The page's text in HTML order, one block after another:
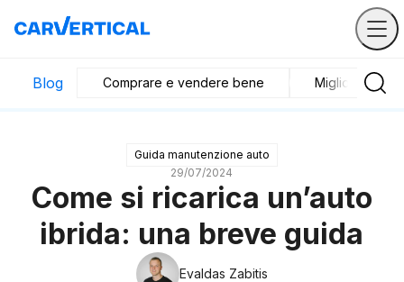
Blog Comprare e vendere bene Migliori veicoli
Guida manutenzione auto
29/07/2024
Come si ricarica un’auto
ibrida: una breve guida
Evaldas Zabitis